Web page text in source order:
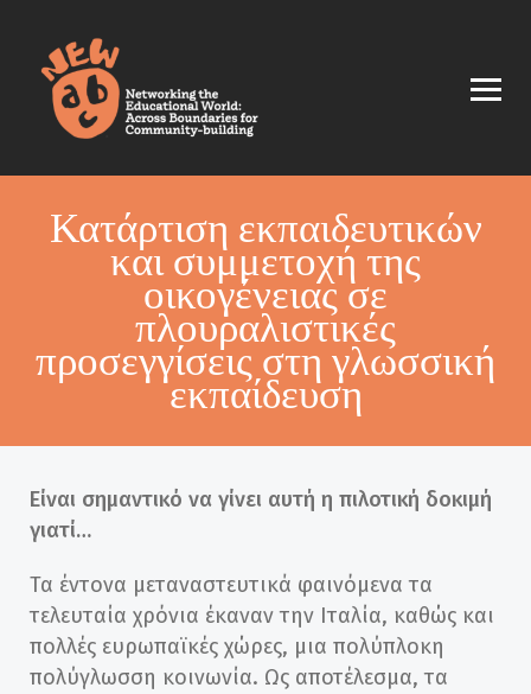
Κατάρτιση εκπαιδευτικών
και συμμετοχή της
οικογένειας σε
πλουραλιστικές
προσεγγίσεις στη γλωσσική
εκπαίδευση
Είναι σημαντικό να γίνει αυτή η πιλοτική δοκιμή
γιατί…
Τα έντονα μεταναστευτικά φαινόμενα τα
τελευταία χρόνια έκαναν την Ιταλία, καθώς και
πολλές ευρωπαϊκές χώρες, μια πολύπλοκη
πολύγλωσση κοινωνία. Ως αποτέλεσμα, τα